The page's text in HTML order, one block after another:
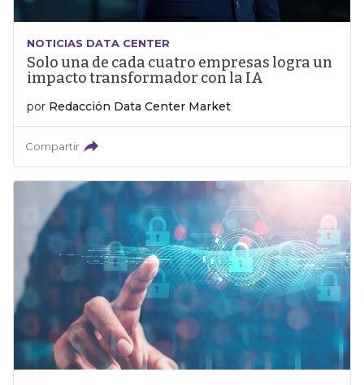
NOTICIAS DATA CENTER
Solo una de cada cuatro empresas logra un
impacto transformador con la IA
por Redacción Data Center Market
Compartir